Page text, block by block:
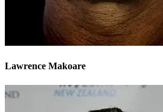
Lawrence Makoare